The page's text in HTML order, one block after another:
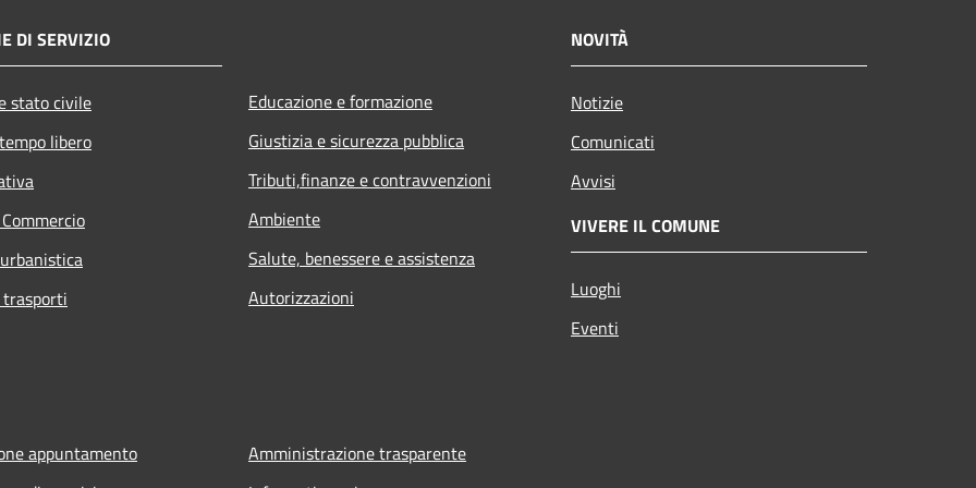
DI SERVIZIO
stato civile
libero
Educazione e formazione
Giustizia e sicurezza pubblica
Tributi,finanze e contravvenzioni
Ambiente
Salute, benessere e assistenza
Autorizzazioni
NOVITÀ
Notizie
Comunicati
Avvisi
VIVERE IL COMUNE
Luoghi
Eventi
appuntamento
Amministrazione trasparente